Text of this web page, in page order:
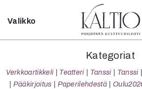
Sulje
Kategoriat
Verkkoartikkeli
Teatteri
Valikko
Kategoriat
Verkkoartikkeli Teatteri Tanssi Tanssi
Pääkirjoitus
Paperilehdestä